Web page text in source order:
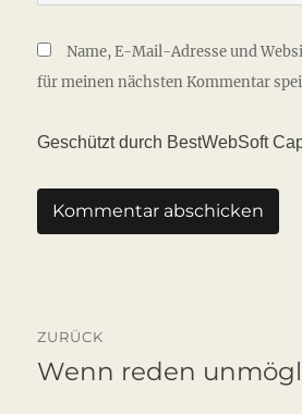
Name, E-Mail-Adresse und
für meinen nächsten Kommentar
Geschützt durch BestWebSoft
ZURÜCK
Vorheriger
Wenn reden